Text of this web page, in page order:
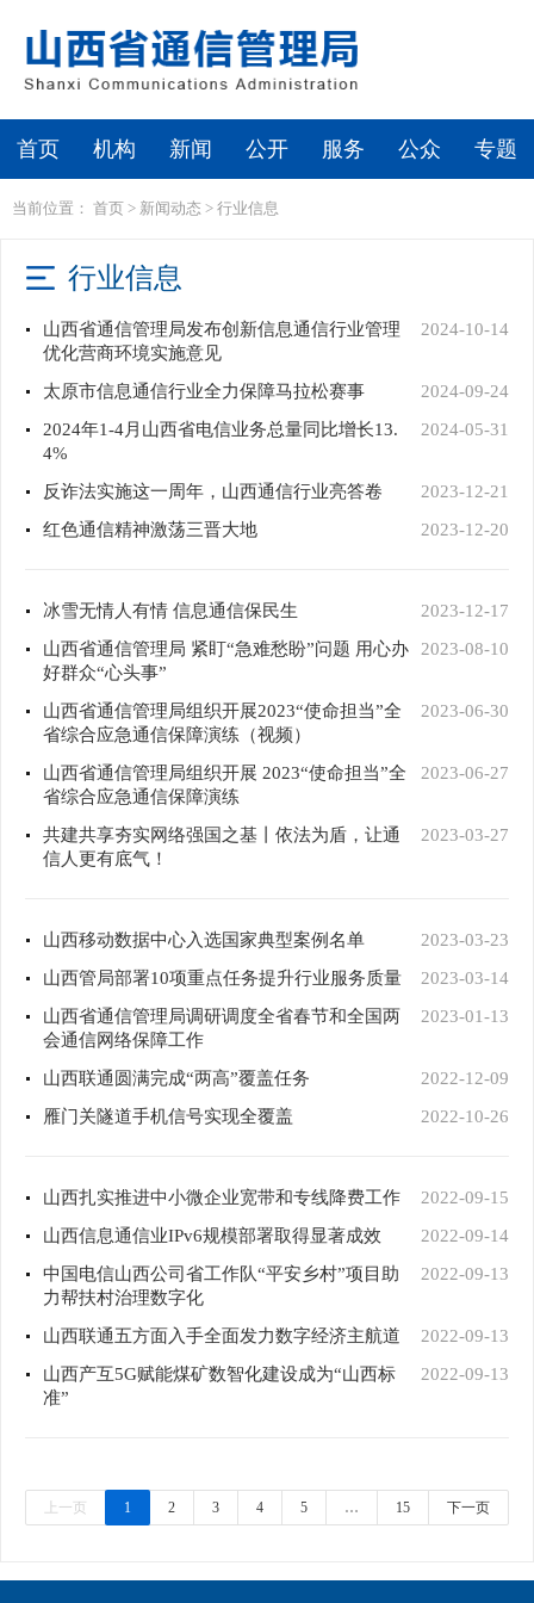
首页 机构 新闻 公开 服务 公众 专题
当前位置： 首页 > 新闻动态 > 行业信息
行业信息
2024-10-14
山西省通信管理局发布创新信息通信行业管理
优化营商环境实施意见
2024-09-24
太原市信息通信行业全力保障马拉松赛事
2024-05-31
2024年1-4月山西省电信业务总量同比增长13.
4%
2023-12-21
反诈法实施这一周年，山西通信行业亮答卷
2023-12-20
红色通信精神激荡三晋大地
2023-12-17
冰雪无情人有情 信息通信保民生
2023-08-10
山西省通信管理局 紧盯“急难愁盼”问题 用心办
好群众“心头事”
2023-06-30
山西省通信管理局组织开展2023“使命担当”全
省综合应急通信保障演练（视频）
2023-06-27
山西省通信管理局组织开展 2023“使命担当”全
省综合应急通信保障演练
2023-03-27
共建共享夯实网络强国之基丨依法为盾，让通
信人更有底气！
2023-03-23
山西移动数据中心入选国家典型案例名单
2023-03-14
山西管局部署10项重点任务提升行业服务质量
2023-01-13
山西省通信管理局调研调度全省春节和全国两
会通信网络保障工作
2022-12-09
山西联通圆满完成“两高”覆盖任务
2022-10-26
雁门关隧道手机信号实现全覆盖
2022-09-15
山西扎实推进中小微企业宽带和专线降费工作
2022-09-14
山西信息通信业IPv6规模部署取得显著成效
2022-09-13
中国电信山西公司省工作队“平安乡村”项目助
力帮扶村治理数字化
2022-09-13
山西联通五方面入手全面发力数字经济主航道
2022-09-13
山西产互5G赋能煤矿数智化建设成为“山西标
准”
上一页 1 2 3 4 5 … 15 下一页